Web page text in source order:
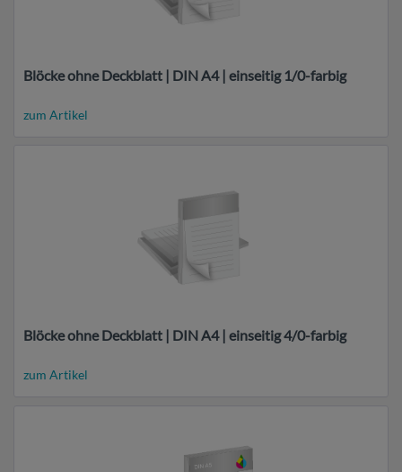
Blöcke ohne Deckblatt | DIN A4 | einseitig 1/0-farbig
zum Artikel
Blöcke ohne Deckblatt | DIN A4 | einseitig 4/0-farbig
zum Artikel